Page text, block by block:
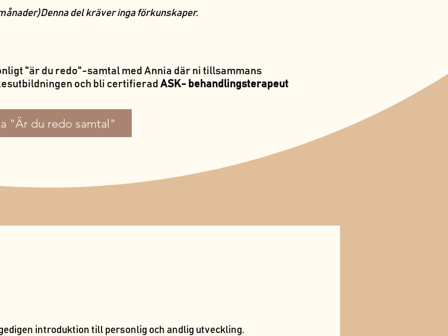
del kräver inga förkunskaper.
"är du redo"-samtal med Annia där ni tillsammans
och bli certifierad ASK- behandlingsterapeut
"Är du redo samtal"
introduktion till personlig och andlig utveckling.